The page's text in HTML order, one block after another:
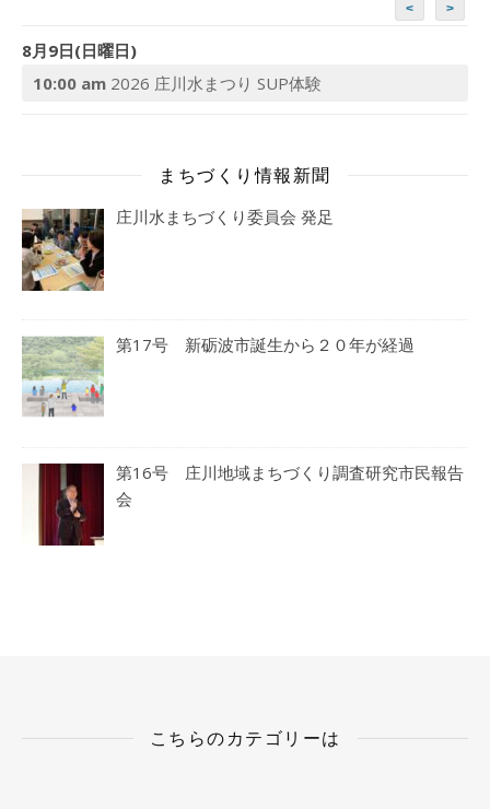
< >
8月9日(日曜日)
10:00 am 2026 庄川水まつり SUP体験
まちづくり情報新聞
庄川水まちづくり委員会 発足
第17号 新砺波市誕生から２０年が経過
第16号 庄川地域まちづくり調査研究市民報告
会
こちらのカテゴリーは